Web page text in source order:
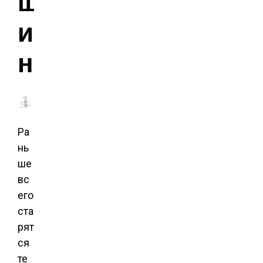
и
н
Ра
нь
ше
вс
его
ста
рят
ся
те